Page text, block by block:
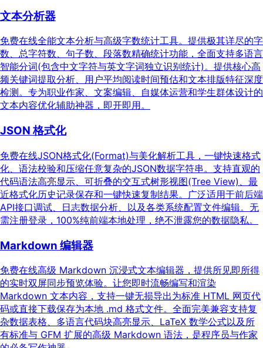
文本分析器
免费在线全能文本分析与高级字数统计工具。提供极其详尽的字
数、总字符数、句子数、段落数精确统计功能，全面支持多语言
智能分词(包含中文字符与英文字词独立识别统计)。提供核心高
频关键词提取分析、用户平均阅读时间预估和文本排版特征深度
检测。专为职业作家、文案编辑、自媒体运营和学生群体设计的
文本内容优化辅助神器，即开即用。
JSON 格式化
免费在线JSON格式化(Format)与美化解析工具，一键快速格式
化、语法校验和压缩任意复杂的JSON数据字符串。支持直观的
代码语法高亮显示、可折叠的交互式树形视图(Tree View)、最
近格式化历史记录保存和一键快速复制结果。广泛适用于前后端
API接口调试、日志数据分析、以及各类系统配置文件编辑。无
需注册登录，100%纯前端本地处理，绝不泄露您的数据隐私。
Markdown 编辑器
免费在线高级 Markdown 沉浸式文本编辑器，提供所见即所得
的实时双屏同步预览体验。让您即时流畅编写和渲染
Markdown 文本内容，支持一键无损导出为标准 HTML 网页代
码或直接下载保存为本地 .md 格式文件。全面完美兼容支持复
杂数据表格、多语言代码块高亮显示、LaTeX 数学公式以及所
有标准与 GFM 扩展的高级 Markdown 语法，是程序员与作家